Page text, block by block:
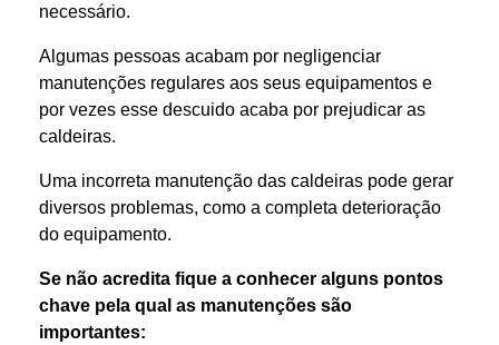
necessário.
Algumas pessoas acabam por negligenciar
manutenções regulares aos seus equipamentos e
por vezes esse descuido acaba por prejudicar as
caldeiras.
Uma incorreta manutenção das caldeiras pode gerar
diversos problemas, como a completa deterioração
do equipamento.
Se não acredita fique a conhecer alguns pontos
chave pela qual as manutenções são
importantes: